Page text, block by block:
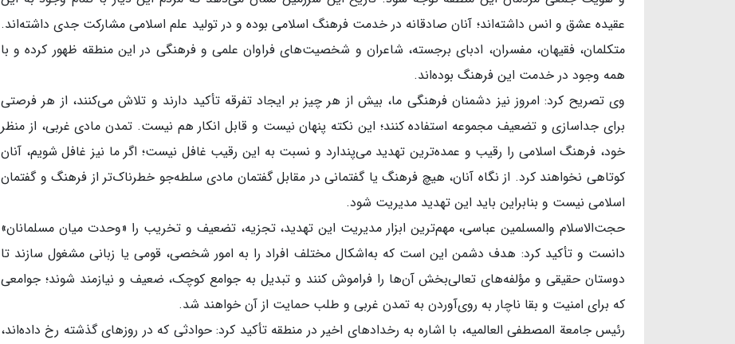
عقیده عشق و انس داشته‌اند؛ آنان صادقانه در خدمت فرهنگ اسلامی بوده و در تولید علم اسلامی مشارکت جدی داشته‌اند.
متکلمان، فقیهان، مفسران، ادبای برجسته، شاعران و شخصیت‌های فراوان علمی و فرهنگی در این منطقه ظهور کرده و با
همه وجود در خدمت این فرهنگ بوده‌اند.
وی تصریح کرد: امروز نیز دشمنان فرهنگی ما، بیش از هر چیز بر ایجاد تفرقه تأکید دارند و تلاش می‌کنند، از هر فرصتی
برای جداسازی و تضعیف مجموعه استفاده کنند؛ این نکته پنهان نیست و قابل انکار هم نیست. تمدن مادی غربی، از منظر
خود، فرهنگ اسلامی را رقیب و عمده‌ترین تهدید می‌پندارد و نسبت به این رقیب غافل نیست؛ اگر ما نیز غافل شویم، آنان
کوتاهی نخواهند کرد. از نگاه آنان، هیچ فرهنگ یا گفتمانی در مقابل گفتمان مادی سلطه‌جو خطرناک‌تر از فرهنگ و گفتمان
اسلامی نیست و بنابراین باید این تهدید مدیریت شود.
حجت‌الاسلام والمسلمین عباسی، مهم‌ترین ابزار مدیریت این تهدید، تجزیه، تضعیف و تخریب را «وحدت میان مسلمانان»
دانست و تأکید کرد: هدف دشمن این است که به‌اشکال مختلف افراد را به امور شخصی، قومی یا زبانی مشغول سازند تا
دوستان حقیقی و مؤلفه‌های تعالی‌بخش آن‌ها را فراموش کنند و تبدیل به جوامع کوچک، ضعیف و نیازمند شوند؛ جوامعی
که برای امنیت و بقا ناچار به روی‌آوردن به تمدن غربی و طلب حمایت از آن خواهند شد.
رئیس جامعة المصطفی العالمیه، با اشاره به رخدادهای اخیر در منطقه تأکید کرد: حوادثی که در روزهای گذشته رخ داده‌اند،